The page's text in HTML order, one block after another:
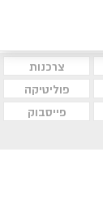
צרכנות
פוליטיקה
פייסבוק